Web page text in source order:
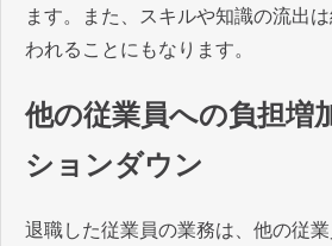
ます。また、スキルや知識の流出
われることにもなります。
他の従業員への負担増
ションダウン
退職した従業員の業務は、他の従